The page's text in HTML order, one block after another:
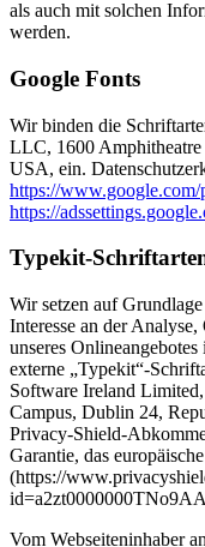
als auch mit solchen
werden.
Google Fonts
Wir binden die
LLC, 1600
USA, ein.
https://
https://
Typekit-
Wir setzen auf
Interesse an der
unseres
externe „Typekit“-
Software Ireland
Campus, Dublin 24,
Privacy-Shield-
Garantie, das
(https://
Vom Webseiteninhaber